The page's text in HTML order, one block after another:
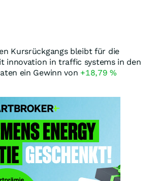
Kursrückgangs bleibt für die
innovation in traffic systems in den
ein Gewinn von +18,79%